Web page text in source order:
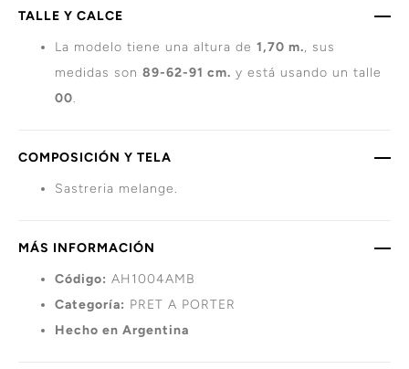
TALLE Y CALCE
La modelo tiene una altura de 1,70 m., sus
medidas son 89-62-91 cm. y está usando un talle
00.
COMPOSICIÓN Y TELA
Sastreria melange.
MÁS INFORMACIÓN
Código: AH1004AMB
Categoría: PRET A PORTER
Hecho en Argentina